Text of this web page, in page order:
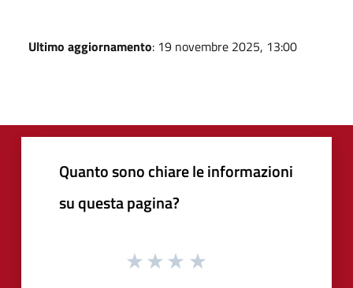
Ultimo aggiornamento: 19 novembre 2025, 13:00
Quanto sono chiare le informazioni
su questa pagina?